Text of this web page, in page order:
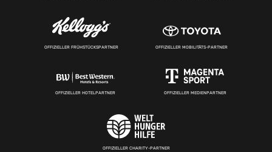
OFFIZIELLER FRÜHSTÜCKSPARTNER OFFIZIELLER MOBILITÄTS-PARTNER
OFFIZIELLER HOTELPARTNER OFFIZIELLER MEDIENPARTNER
OFFIZIELLER CHARITY-PARTNER